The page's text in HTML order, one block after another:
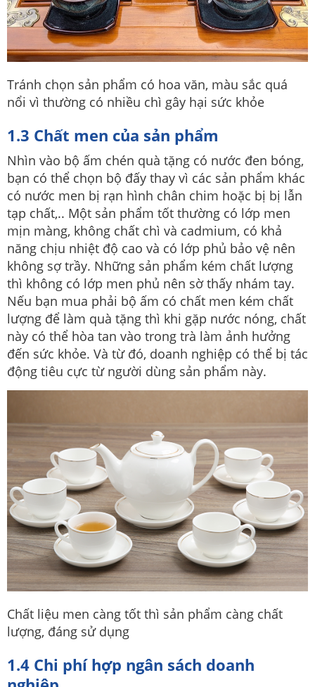
Tránh chọn sản phẩm có hoa văn, màu sắc quá
nổi vì thường có nhiều chì gây hại sức khỏe
1.3 Chất men của sản phẩm
Nhìn vào bộ ấm chén quà tặng có nước đen bóng,
bạn có thể chọn bộ đấy thay vì các sản phẩm khác
có nước men bị rạn hình chân chim hoặc bị bị lẫn
tạp chất,.. Một sản phẩm tốt thường có lớp men
mịn màng, không chất chì và cadmium, có khả
năng chịu nhiệt độ cao và có lớp phủ bảo vệ nên
không sợ trầy. Những sản phẩm kém chất lượng
thì không có lớp men phủ nên sờ thấy nhám tay.
Nếu bạn mua phải bộ ấm có chất men kém chất
lượng để làm quà tặng thì khi gặp nước nóng, chất
này có thể hòa tan vào trong trà làm ảnh hưởng
đến sức khỏe. Và từ đó, doanh nghiệp có thể bị tác
động tiêu cực từ người dùng sản phẩm này.
Chất liệu men càng tốt thì sản phẩm càng chất
lượng, đáng sử dụng
1.4 Chi phí hợp ngân sách doanh